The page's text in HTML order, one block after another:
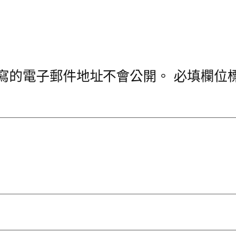
的電子郵件地址不會公開。 必填欄位